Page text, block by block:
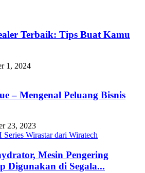
Terbaik: Tips Buat Kamu
1, 2024
– Mengenal Peluang Bisnis
23, 2023
Mesin Pengering
Digunakan di Segala...